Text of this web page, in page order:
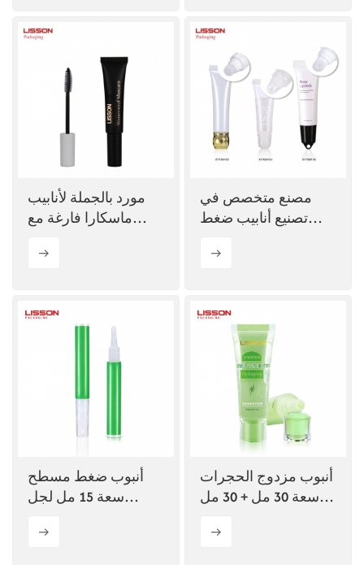
مورد بالجملة لأنابيب
ماسكارا فارغة مع
مصنع متخصص في
تصنيع أنابيب ضغط
المتنوعة حسب الطلب
أنبوب ضغط مسطح
سعة 15 مل لجل
أنبوب مزدوج الحجرات
سعة 30 مل + 30 مل